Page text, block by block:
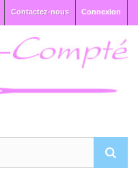
Connexion
Contactez-nous